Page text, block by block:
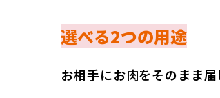
選べる2つの用途
お相手にお肉をそのまま